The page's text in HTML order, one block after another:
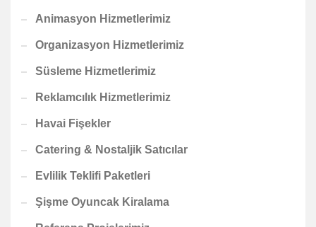
Animasyon Hizmetlerimiz
Organizasyon Hizmetlerimiz
Süsleme Hizmetlerimiz
Reklamcılık Hizmetlerimiz
Havai Fişekler
Catering & Nostaljik Satıcılar
Evlilik Teklifi Paketleri
Şişme Oyuncak Kiralama